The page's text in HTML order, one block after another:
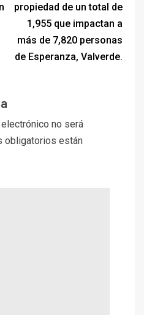
propiedad de un total de
1,955 que impactan a
más de 7,820 personas
de Esperanza, Valverde.
no será
obligatorios están